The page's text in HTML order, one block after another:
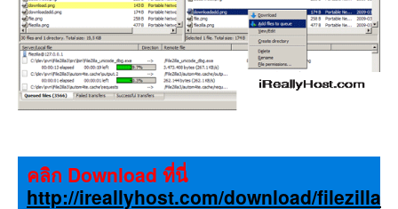
คลิก Download ที่นี่
http://ireallyhost.com/download/filezilla